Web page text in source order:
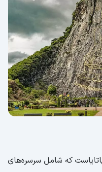
پاتایاست که شامل سرسره‌های